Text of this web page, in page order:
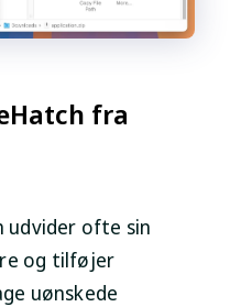
fra
udvider ofte sin
og tilføjer
uønskede